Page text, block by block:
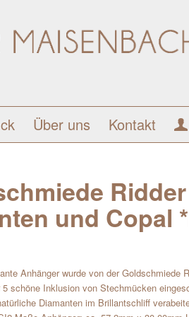
Über uns Kontakt
und Copal
Anhänger wurde von der Goldschmiede
5 schöne Inklusion von Stechmücken
Diamanten im Brillantschliff